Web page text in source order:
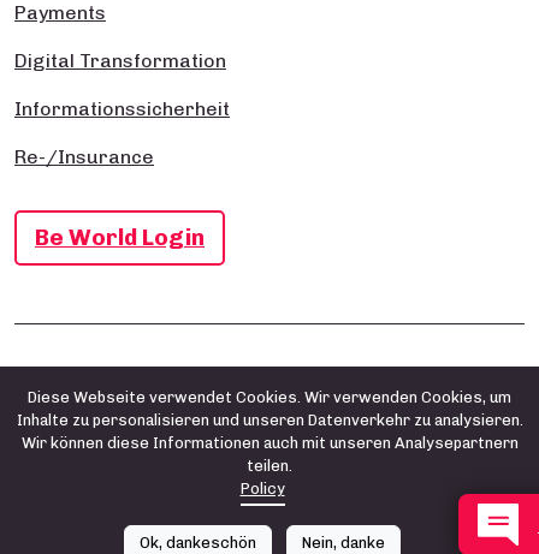
Payments
Digital Transformation
Informationssicherheit
Re-/Insurance
Be World Login
Diese Webseite verwendet Cookies. Wir verwenden Cookies, um
Inhalte zu personalisieren und unseren Datenverkehr zu analysieren.
Wir können diese Informationen auch mit unseren Analysepartnern
teilen.
Policy
Ok, dankeschön Nein, danke